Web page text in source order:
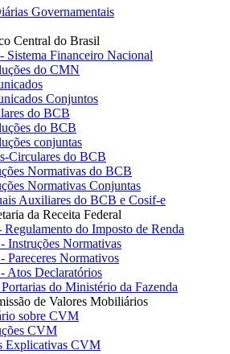
Governamentais
Central do Brasil
Sistema Financeiro Nacional
do CMN
Conjuntos
do BCB
do BCB
conjuntas
Circulares do BCB
Normativas do BCB
Normativas Conjuntas
Auxiliares do BCB e Cosif-e
da Receita Federal
do Imposto de Renda
Instruções Normativas
Pareceres Normativos
Atos Declaratórios
do Ministério da Fazenda
de Valores Mobiliários
sobre CVM
CVM
Explicativas CVM